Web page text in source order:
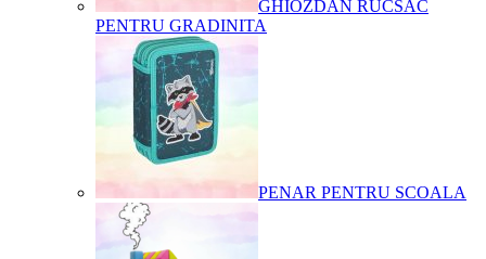
GHIOZDAN RUCSAC
PENTRU GRADINITA
PENAR PENTRU SCOALA